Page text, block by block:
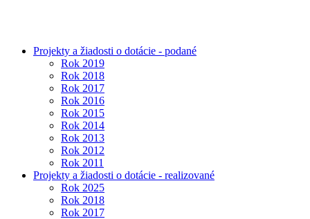
Projekty a žiadosti o dotácie - podané
Rok 2019
Rok 2018
Rok 2017
Rok 2016
Rok 2015
Rok 2014
Rok 2013
Rok 2012
Rok 2011
Projekty a žiadosti o dotácie - realizované
Rok 2025
Rok 2018
Rok 2017